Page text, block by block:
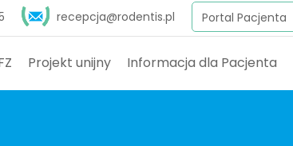
recepcja@rodentis.pl Portal Pacjenta
Projekt unijny Informacja dla Pacjenta